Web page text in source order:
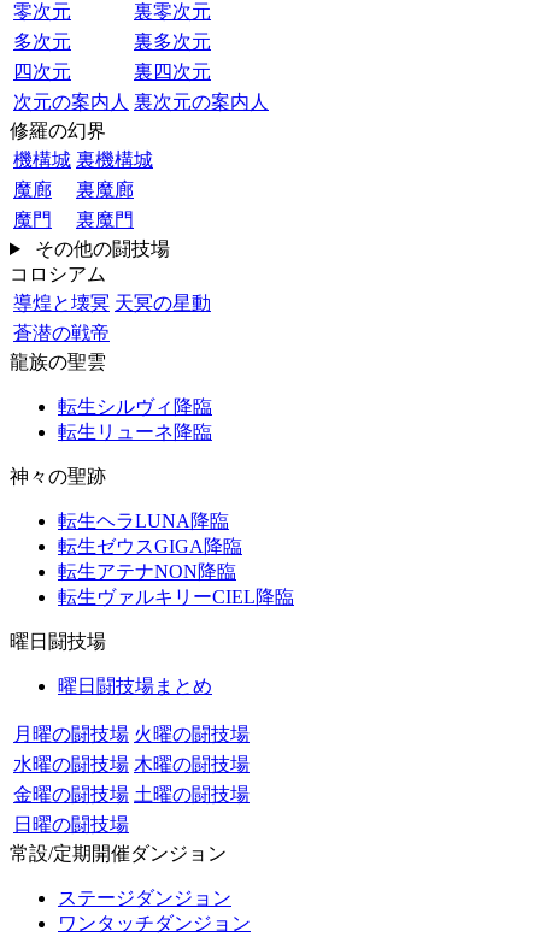
零次元
裏零次元
多次元
裏多次元
四次元
裏四次元
次元の案内人 裏次元の案内人
修羅の幻界
機構城 裏機構城
魔廊
裏魔廊
魔門
裏魔門
その他の闘技場
コロシアム
導煌と壊冥 天冥の星動
蒼潜の戦帝
龍族の聖雲
転生シルヴィ降臨
転生リューネ降臨
神々の聖跡
転生ヘラLUNA降臨
転生ゼウスGIGA降臨
転生アテナNON降臨
転生ヴァルキリーCIEL降臨
曜日闘技場
曜日闘技場まとめ
月曜の闘技場 火曜の闘技場
水曜の闘技場 木曜の闘技場
金曜の闘技場 土曜の闘技場
日曜の闘技場
常設/定期開催ダンジョン
ステージダンジョン
ワンタッチダンジョン